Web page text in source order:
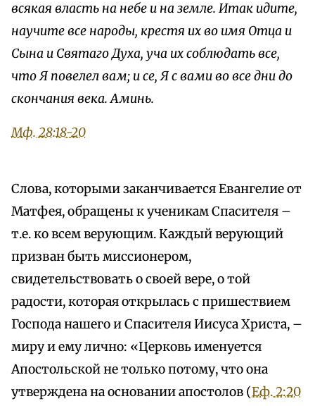
всякая власть на небе и на земле. Итак идите,
научите все народы, крестя их во имя Отца и
Сына и Святаго Духа, уча их соблюдать все,
что Я повелел вам; и се, Я с вами во все дни до
скончания века. Аминь.
Мф. 28:18-20
Слова, которыми заканчивается Евангелие от
Матфея, обращены к ученикам Спасителя –
т.е. ко всем верующим. Каждый верующий
призван быть миссионером,
свидетельствовать о своей вере, о той
радости, которая открылась с пришествием
Господа нашего и Спасителя Иисуса Христа, –
миру и ему лично: «Церковь именуется
Апостольской не только потому, что она
утверждена на основании апостолов (Еф. 2:20